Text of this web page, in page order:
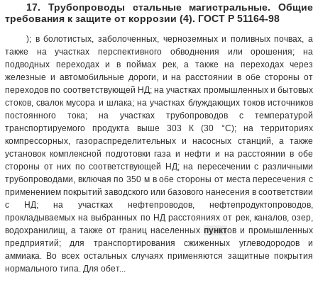
17. Трубопроводы стальные магистральные. Общие
требования к защите от коррозии (4). ГОСТ Р 51164-98
); в болотистых, заболоченных, черноземных и поливных почвах, а
также на участках перспективного обводнения или орошения; на
подводных переходах и в поймах рек, а также на переходах через
железные и автомобильные дороги, и на расстоянии в обе стороны от
переходов по соответствующей НД; на участках промышленных и бытовых
стоков, свалок мусора и шлака; на участках блуждающих токов источников
постоянного тока; на участках трубопроводов с температурой
транспортируемого продукта выше 303 К (30 °С); на территориях
компрессорных, газораспределительных и насосных станций, а также
установок комплексной подготовки газа и нефти и на расстоянии в обе
стороны от них по соответствующей НД; на пересечении с различными
трубопроводами, включая по 350 м в обе стороны от места пересечения с
применением покрытий заводского или базового нанесения в соответствии
с НД; на участках нефтепроводов, нефтепродуктопроводов,
прокладываемых на выбранных по НД расстояниях от рек, каналов, озер,
водохранилищ, а также от границ населенных пунктов и промышленных
предприятий; для транспортирования сжиженных углеводородов и
аммиака. Во всех остальных случаях применяются защитные покрытия
нормального типа. Для обет...